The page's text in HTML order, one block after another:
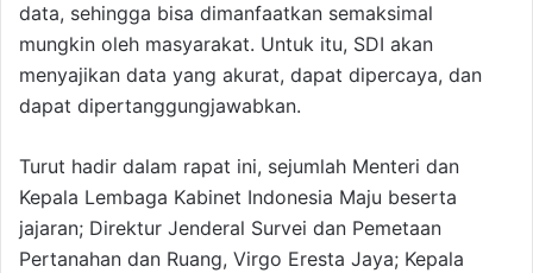
data, sehingga bisa dimanfaatkan semaksimal
mungkin oleh masyarakat. Untuk itu, SDI akan
menyajikan data yang akurat, dapat dipercaya, dan
dapat dipertanggungjawabkan.
Turut hadir dalam rapat ini, sejumlah Menteri dan
Kepala Lembaga Kabinet Indonesia Maju beserta
jajaran; Direktur Jenderal Survei dan Pemetaan
Pertanahan dan Ruang, Virgo Eresta Jaya; Kepala